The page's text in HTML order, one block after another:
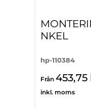
NKEL
hp-110384
Från 453,75
inkl. moms